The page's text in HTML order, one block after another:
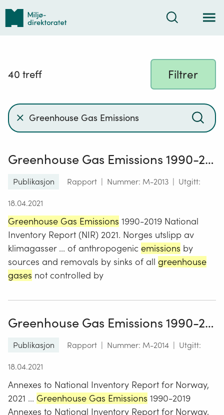
Tilbake
forsiden
Søk
40 treff Filtrer
Søkefelt
med
Emissions
Trykk
Greenhouse Gas Emissions 1990-2019
Publikasjon Rapport | Nummer: M-2013 | Utgitt:
18.04.2021
Greenhouse Gas Emissions 1990-2019 National
Inventory Report (NIR) 2021. Norges utslipp av
klimagasser ... of anthropogenic emissions by
sources and removals by sinks of all greenhouse
gases not controlled by
Greenhouse Gas Emissions 1990-2019
Publikasjon Rapport | Nummer: M-2014 | Utgitt:
18.04.2021
Annexes to National Inventory Report for Norway,
2021 ... Greenhouse Gas Emissions 1990-2019
Annexes to National Inventory Report for Norway,